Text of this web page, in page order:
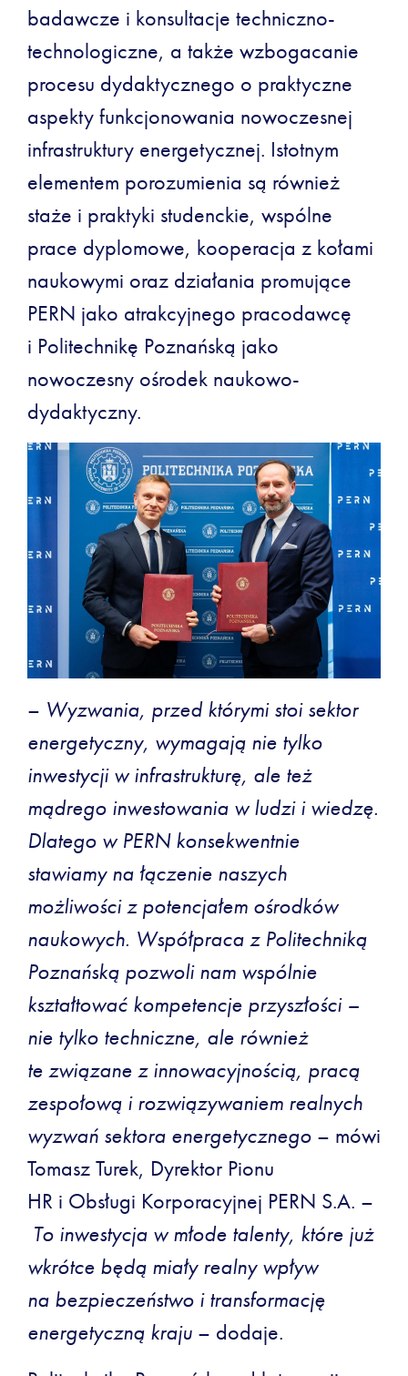
badawcze i konsultacje techniczno-
technologiczne, a także wzbogacanie
procesu dydaktycznego o praktyczne
aspekty funkcjonowania nowoczesnej
infrastruktury energetycznej. Istotnym
elementem porozumienia są również
staże i praktyki studenckie, wspólne
prace dyplomowe, kooperacja z kołami
naukowymi oraz działania promujące
PERN jako atrakcyjnego pracodawcę
i Politechnikę Poznańską jako
nowoczesny ośrodek naukowo-
dydaktyczny.
– Wyzwania, przed którymi stoi sektor
energetyczny, wymagają nie tylko
inwestycji w infrastrukturę, ale też
mądrego inwestowania w ludzi i wiedzę.
Dlatego w PERN konsekwentnie
stawiamy na łączenie naszych
możliwości z potencjałem ośrodków
naukowych. Współpraca z Politechniką
Poznańską pozwoli nam wspólnie
kształtować kompetencje przyszłości –
nie tylko techniczne, ale również
te związane z innowacyjnością, pracą
zespołową i rozwiązywaniem realnych
wyzwań sektora energetycznego – mówi
Tomasz Turek, Dyrektor Pionu
HR i Obsługi Korporacyjnej PERN S.A. –
To inwestycja w młode talenty, które już
wkrótce będą miały realny wpływ
na bezpieczeństwo i transformację
energetyczną kraju – dodaje.